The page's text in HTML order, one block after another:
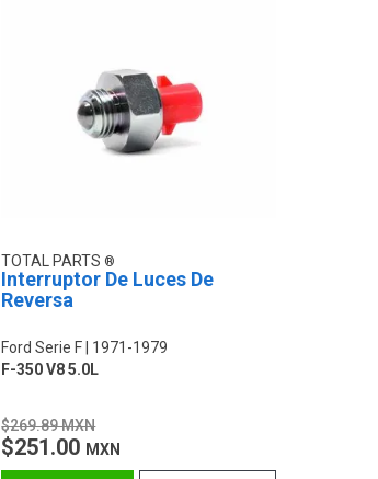
TOTAL PARTS
Interruptor De Luces De
Reversa
Ford Serie F
1971-1979
F-350 V8 5.0L
$269.89 MXN
$251.00 MXN